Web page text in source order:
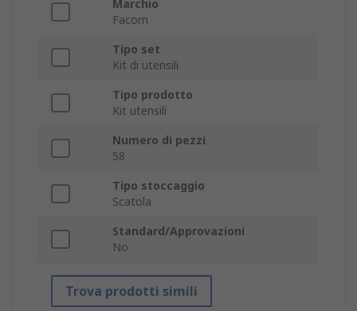
Marchio
Facom
Tipo set
Kit di utensili
Tipo prodotto
Kit utensili
Numero di pezzi
58
Tipo stoccaggio
Scatola
Standard/Approvazioni
No
Trova prodotti simili